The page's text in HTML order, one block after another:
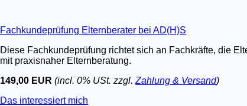
Fachkundeprüfung Elternberater bei AD(H)S
Diese Fachkundeprüfung richtet sich an Fachkräfte, die
mit praxisnaher Elternberatung.
149,00 EUR (incl. 0% USt. zzgl. Zahlung & Versand)
Das interessiert mich